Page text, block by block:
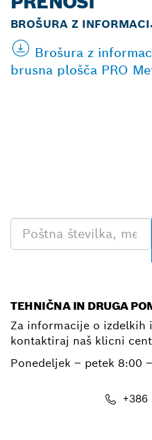
BROŠURA Z
Brošura z
brusna plošča PRO
TEHNIČNA IN DRUGA
Za informacije o izdelkih
kontaktiraj naš klicni
Ponedeljek – petek 8:00
+386